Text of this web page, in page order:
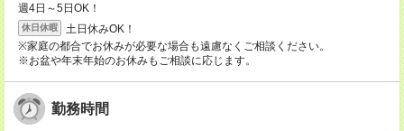
週4日～5日OK！
休日休暇
土日休みOK！
※家庭の都合でお休みが必要な場合も遠慮なくご相談ください。
※お盆や年末年始のお休みもご相談に応じます。
勤務時間